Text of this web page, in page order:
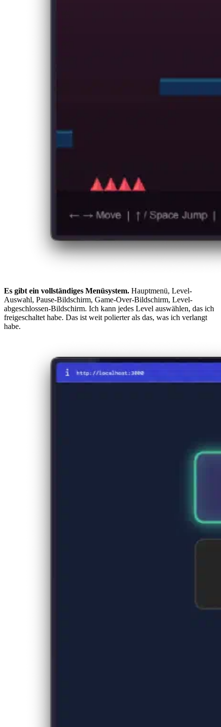
Es gibt ein vollständiges Menüsystem. Hauptmenü, Level-
Auswahl, Pause-Bildschirm, Game-Over-Bildschirm, Level-
abgeschlossen-Bildschirm. Ich kann jedes Level auswählen, das ich
freigeschaltet habe. Das ist weit polierter als das, was ich verlangt
habe.